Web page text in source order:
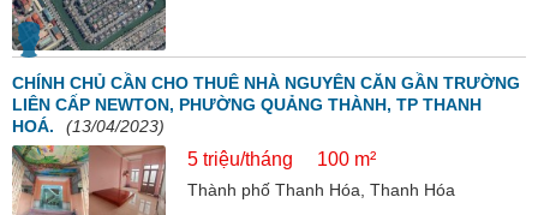
CHÍNH CHỦ CẦN CHO THUÊ NHÀ NGUYÊN CĂN GẦN TRƯỜNG
LIÊN CẤP NEWTON, PHƯỜNG QUẢNG THÀNH, TP THANH
HOÁ.
(13/04/2023)
5 triệu/tháng 100 m²
Thành phố Thanh Hóa, Thanh Hóa